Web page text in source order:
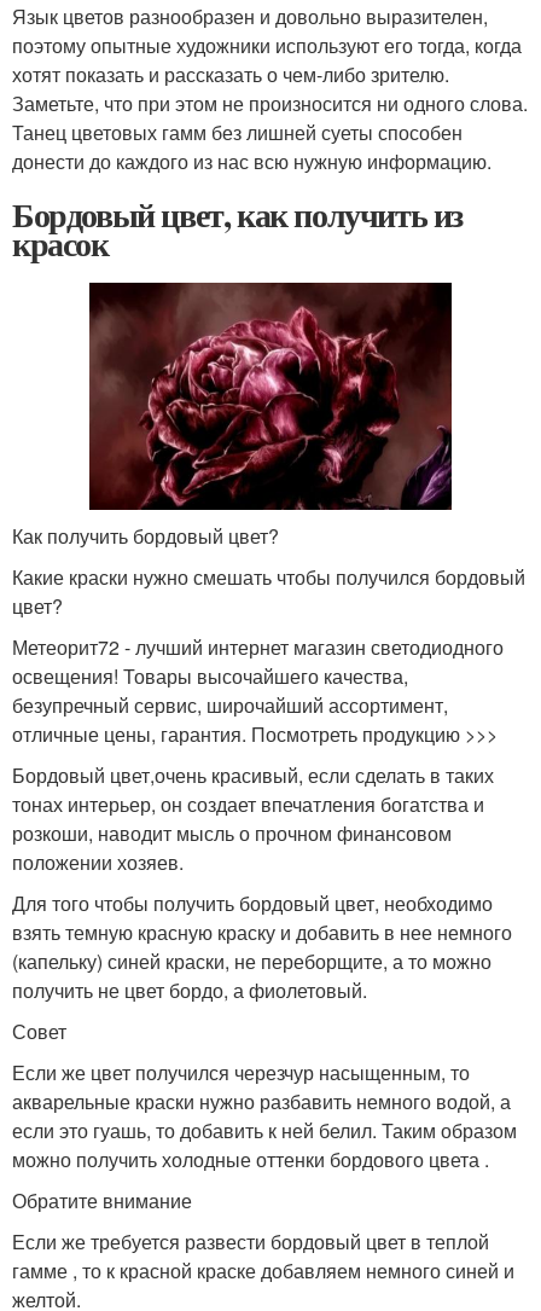
Язык цветов разнообразен и довольно выразителен,
поэтому опытные художники используют его тогда, когда
хотят показать и рассказать о чем-либо зрителю.
Заметьте, что при этом не произносится ни одного слова.
Танец цветовых гамм без лишней суеты способен
донести до каждого из нас всю нужную информацию.
Бордовый цвет, как получить из
красок
Как получить бордовый цвет?
Какие краски нужно смешать чтобы получился бордовый
цвет?
Метеорит72 - лучший интернет магазин светодиодного
освещения! Товары высочайшего качества,
безупречный сервис, широчайший ассортимент,
отличные цены, гарантия. Посмотреть продукцию >>>
Бордовый цвет,очень красивый, если сделать в таких
тонах интерьер, он создает впечатления богатства и
розкоши, наводит мысль о прочном финансовом
положении хозяев.
Для того чтобы получить бордовый цвет, необходимо
взять темную красную краску и добавить в нее немного
(капельку) синей краски, не переборщите, а то можно
получить не цвет бордо, а фиолетовый.
Совет
Если же цвет получился черезчур насыщенным, то
акварельные краски нужно разбавить немного водой, а
если это гуашь, то добавить к ней белил. Таким образом
можно получить холодные оттенки бордового цвета .
Обратите внимание
Если же требуется развести бордовый цвет в теплой
гамме , то к красной краске добавляем немного синей и
желтой.